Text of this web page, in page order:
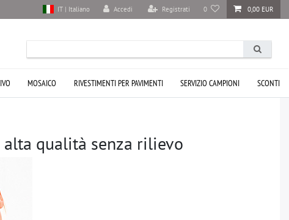
Accedi Registrati 0 0,00 EUR
IT | Italiano
MOSAICO RIVESTIMENTI PER PAVIMENTI SERVIZIO CAMPIONI SCONTI
qualità senza rilievo